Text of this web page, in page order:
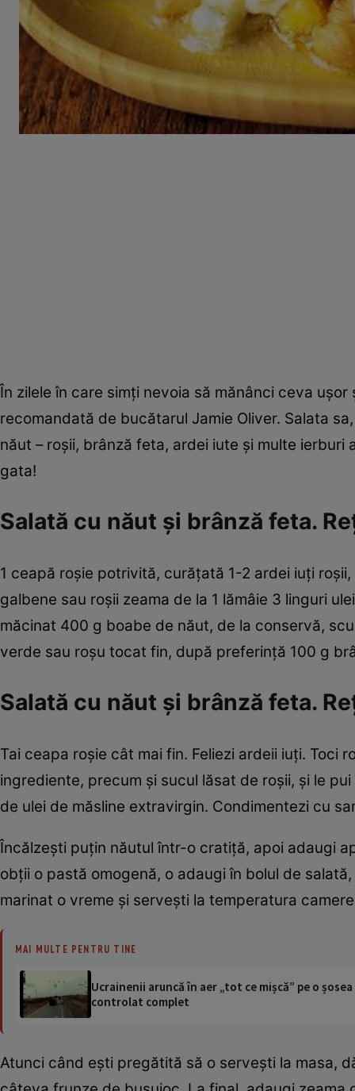
În zilele în care simţi nevoia să mănânci ceva
recomandată de bucătarul Jamie Oliver. Salata
năut – roşii, brânză feta, ardei iute şi multe
gata!
Salată cu năut şi brânză feta.
1 ceapă roşie potrivită, curăţată 1-2 ardei iuţi
galbene sau roşii zeama de la 1 lămâie 3 linguri
măcinat 400 g boabe de năut, de la conservă,
verde sau roşu tocat fin, după preferinţă 100 g
Salată cu năut şi brânză feta.
Tai ceapa roşie cât mai fin. Feliezi ardeii iuţi. Toci
ingrediente, precum şi sucul lăsat de roşii, şi le
de ulei de măsline extravirgin. Condimentezi cu
Încălzeşti puţin năutul într-o cratiţă, apoi adaugi
obţii o pastă omogenă, o adaugi în bolul de
marinat o vreme şi serveşti la temperatura
MAI MULTE PENTRU TINE
Ucrainenii aruncă în aer „tot ce mișcă” pe o
controlat complet
Atunci când eşti pregătită să o serveşti la masa,